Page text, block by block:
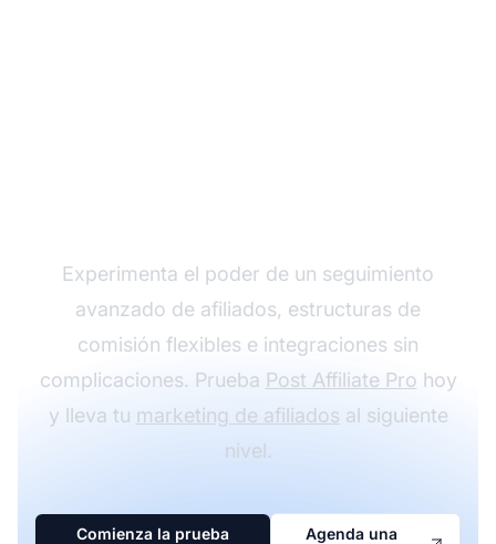
Experimenta el poder de un seguimiento
avanzado de afiliados, estructuras de
comisión flexibles e integraciones sin
complicaciones. Prueba Post Affiliate Pro hoy
y lleva tu marketing de afiliados al siguiente
nivel.
Comienza la prueba
Agenda una